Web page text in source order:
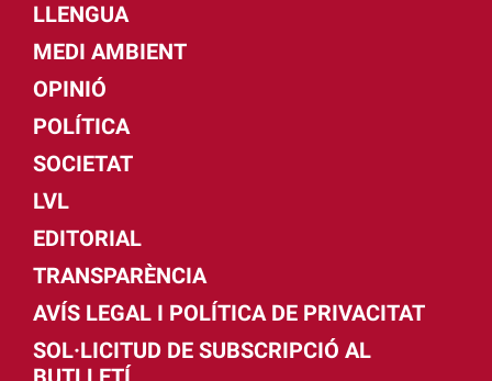
LLENGUA
MEDI AMBIENT
OPINIÓ
POLÍTICA
SOCIETAT
LVL
EDITORIAL
TRANSPARÈNCIA
AVÍS LEGAL I POLÍTICA DE PRIVACITAT
SOL·LICITUD DE SUBSCRIPCIÓ AL